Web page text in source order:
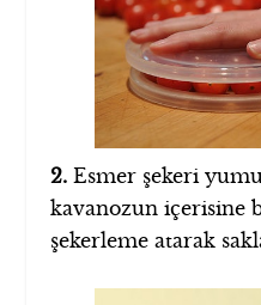
2. Esmer şekeri
kavanozun içerisine
şekerleme atarak